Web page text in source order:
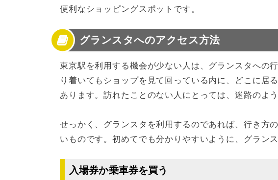
便利なショッピングスポットです。
グランスタへのアクセス方法
東京駅を利用する機会が少ない人は、グランスタへの
り着いてもショップを見て回っている内に、どこに居
あります。訪れたことのない人にとっては、迷路のよ
せっかく、グランスタを利用するのであれば、行き方
いものです。初めてでも分かりやすいように、グラン
入場券か乗車券を買う